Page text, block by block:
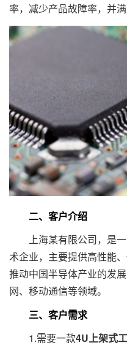
率，减少产品故障率，并
二、客户介绍
上海某有限公司，是一
术企业，主要提供高性能
推动中国半导体产业的发
网、移动通信等领域。
三、客户需求
1.需要一款4U上架式